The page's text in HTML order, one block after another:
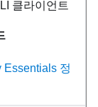
클라이언트
Essentials 정